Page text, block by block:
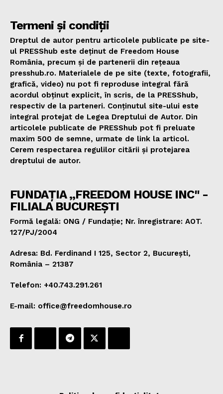
Termeni și condiții
Dreptul de autor pentru articolele publicate pe site-
ul PRESShub este deținut de Freedom House
România, precum și de partenerii din rețeaua
presshub.ro. Materialele de pe site (texte, fotografii,
grafică, video) nu pot fi reproduse integral fără
acordul obținut explicit, în scris, de la PRESShub,
respectiv de la parteneri. Conținutul site-ului este
integral protejat de Legea Dreptului de Autor. Din
articolele publicate de PRESShub pot fi preluate
maxim 500 de semne, urmate de link la articol.
Cerem respectarea regulilor citării și protejarea
dreptului de autor.
FUNDAȚIA „FREEDOM HOUSE INC" -
FILIALA BUCUREȘTI
Formă legală: ONG / Fundație; Nr. înregistrare: AOT.
127/PJ/2004
Adresa: Bd. Ferdinand I 125, Sector 2, București,
România – 21387
Telefon: +40.743.291.261
E-mail: office@freedomhouse.ro